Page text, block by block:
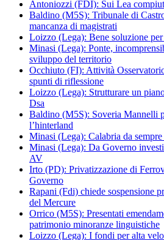
Antoniozzi (FDI): Sui Lea
Baldino (M5S): Tribunale di
mancanza di magistrati
Loizzo (Lega): Bene soluzione
Minasi (Lega): Ponte,
sviluppo del territorio
Occhiuto (FI): Attività
spunti di riflessione
Loizzo (Lega): Strutturare un
Dsa
Baldino (M5S): Soveria Mannelli
l’hinterland
Minasi (Lega): Calabria da
Minasi (Lega): Da Governo
AV
Irto (PD): Privatizzazione di
Governo
Rapani (Fdi) chiede sospensione
del Mercure
Orrico (M5S): Presentati
patrimonio minoranze linguistiche
Loizzo (Lega): I fondi per alta